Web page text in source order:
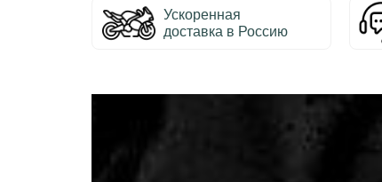
Ускоренная
доставка в Россию